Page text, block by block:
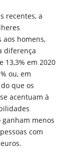
recentes, a
aos homens,
diferença
13,3% em 2020
ou, em
que os
acentuam à
menos
com